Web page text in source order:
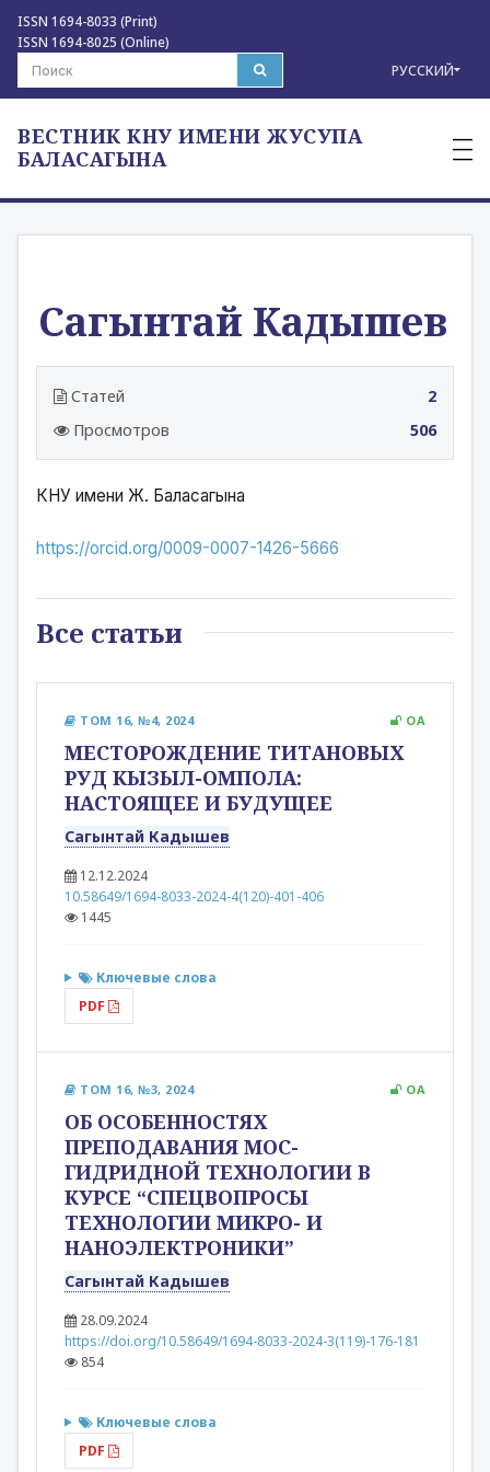
ISSN 1694-8033 (Print)
ISSN 1694-8025 (Online)
РУССКИЙ
ВЕСТНИК КНУ ИМЕНИ ЖУСУПА
БАЛАСАГЫНА
—
—
—
Сагынтай Кадышев
Статей
2
Просмотров
506
КНУ имени Ж. Баласагына
https://orcid.org/0009-0007-1426-5666
Все статьи
ТОМ 16, №4, 2024 OA
МЕСТОРОЖДЕНИЕ ТИТАНОВЫХ
РУД КЫЗЫЛ-ОМПОЛА:
НАСТОЯЩЕЕ И БУДУЩЕЕ
Сагынтай Кадышев
12.12.2024
10.58649/1694-8033-2024-4(120)-401-406
1445
Ключевые слова
PDF
ТОМ 16, №3, 2024 OA
ОБ ОСОБЕННОСТЯХ
ПРЕПОДАВАНИЯ МОС-
ГИДРИДНОЙ ТЕХНОЛОГИИ В
КУРСЕ “СПЕЦВОПРОСЫ
ТЕХНОЛОГИИ МИКРО- И
НАНОЭЛЕКТРОНИКИ”
Сагынтай Кадышев
28.09.2024
https://doi.org/10.58649/1694-8033-2024-3(119)-176-181
854
Ключевые слова
PDF